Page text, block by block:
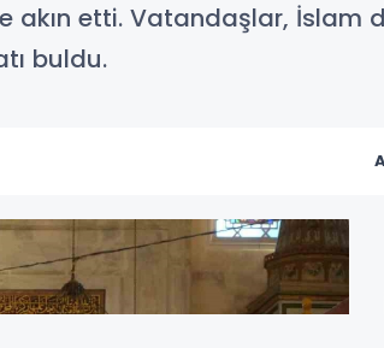
etti. Vatandaşlar, İslam
buldu.